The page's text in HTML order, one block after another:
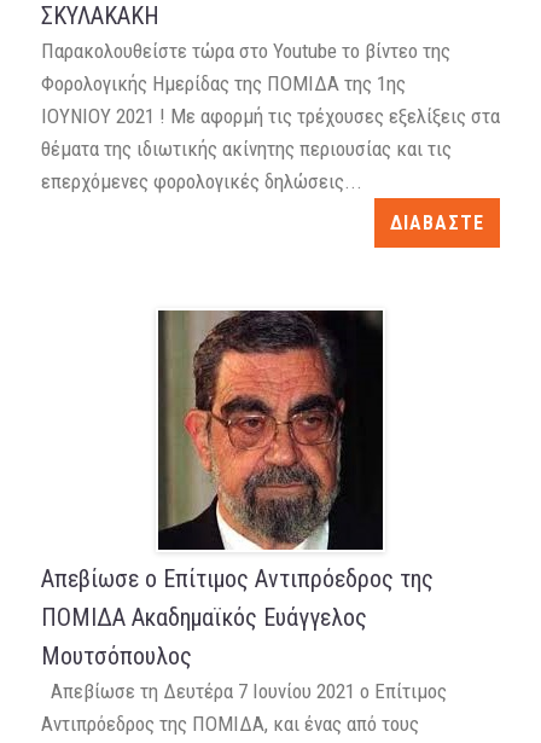
ΣΚΥΛΑΚΑΚΗ
Παρακολουθείστε τώρα στο Youtube το βίντεο της
Φορολογικής Ημερίδας της ΠΟΜΙΔΑ της 1ης
ΙΟΥΝΙΟΥ 2021 ! Με αφορμή τις τρέχουσες εξελίξεις στα
θέματα της ιδιωτικής ακίνητης περιουσίας και τις
επερχόμενες φορολογικές δηλώσεις...
ΔΙΑΒΑΣΤΕ
Απεβίωσε ο Επίτιμος Αντιπρόεδρος της
ΠΟΜΙΔΑ Ακαδημαϊκός Ευάγγελος
Μουτσόπουλος
Απεβίωσε τη Δευτέρα 7 Ιουνίου 2021 ο Επίτιμος
Αντιπρόεδρος της ΠΟΜΙΔΑ, και ένας από τους